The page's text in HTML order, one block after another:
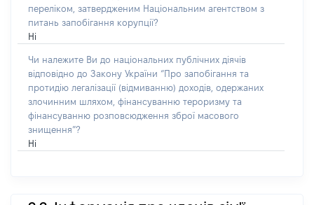
переліком, затвердженим Національним агентством з
питань запобігання корупції?
Ні
Чи належите Ви до національних публічних діячів
відповідно до Закону України “Про запобігання та
протидію легалізації (відмиванню) доходів, одержаних
злочинним шляхом, фінансуванню тероризму та
фінансуванню розповсюдження зброї масового
знищення”?
Ні